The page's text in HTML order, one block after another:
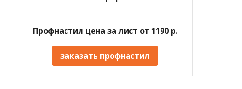
Профнастил цена за лист от 1190 р.
заказать профнастил